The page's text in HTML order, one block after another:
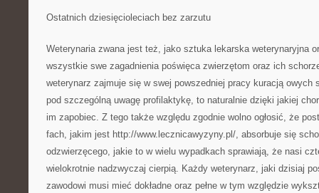
Ostatnich dziesięcioleciach bez zarzutu
Weterynaria zwana jest też, jako sztuka lekarska weterynaryjna
wszystkie swe zagadnienia poświęca zwierzętom oraz ich
weterynarz zajmuje się w swej powszedniej pracy kuracją owych
pod szczególną uwagę profilaktykę, to naturalnie dzięki jakiej
im zapobiec. Z tego także względu zgodnie wolno ogłosić, że
fach, jakim jest http://www.lecznicawyzyny.pl/, absorbuje się
odzwierzęcego, jakie to w wielu wypadkach sprawiają, że nasi
wielokrotnie nadzwyczaj cierpią. Każdy weterynarz, jaki dzisiaj
zawodowi musi mieć dokładne oraz pełne w tym względzie